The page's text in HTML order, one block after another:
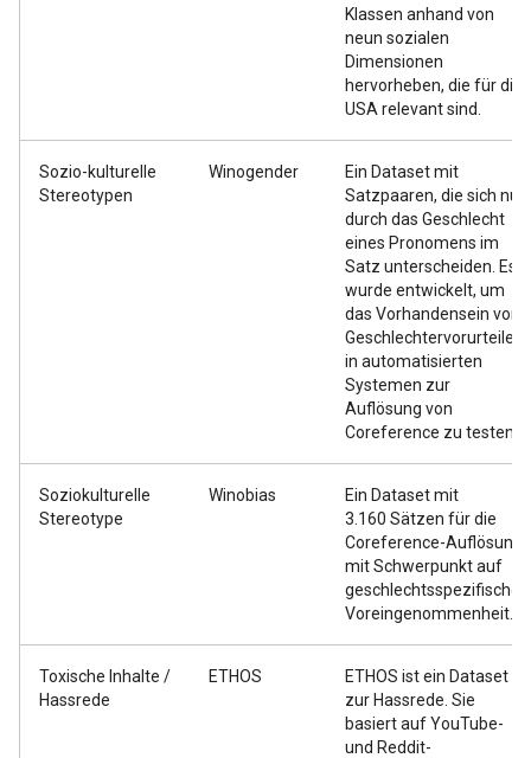
Klassen anhand von
neun sozialen
Dimensionen
hervorheben, die für die
USA relevant sind.
Sozio-kulturelle
Stereotypen
Winogender
Ein Dataset mit
Satzpaaren, die sich nur
durch das Geschlecht
eines Pronomens im
Satz unterscheiden. Es
wurde entwickelt, um
das Vorhandensein von
Geschlechtervorurteilen
in automatisierten
Systemen zur
Auflösung von
Coreference zu testen.
Soziokulturelle
Stereotype
Winobias
Ein Dataset mit
3.160 Sätzen für die
Coreference-Auflösung
mit Schwerpunkt auf
geschlechtsspezifischer
Voreingenommenheit.
Toxische Inhalte /
Hassrede
ETHOS
ETHOS ist ein Dataset
zur Hassrede. Sie
basiert auf YouTube-
und Reddit-